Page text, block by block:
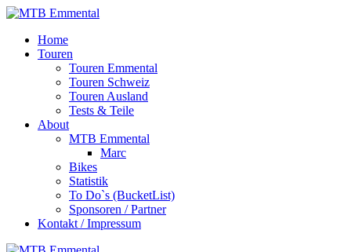
Zum
springen
MTB
Emmental
Home
Touren
Touren Emmental
Touren Schweiz
Touren Ausland
Tests & Teile
About
MTB Emmental
Marc
Bikes
Statistik
To Do`s (BucketList)
Sponsoren / Partner
Kontakt / Impressum